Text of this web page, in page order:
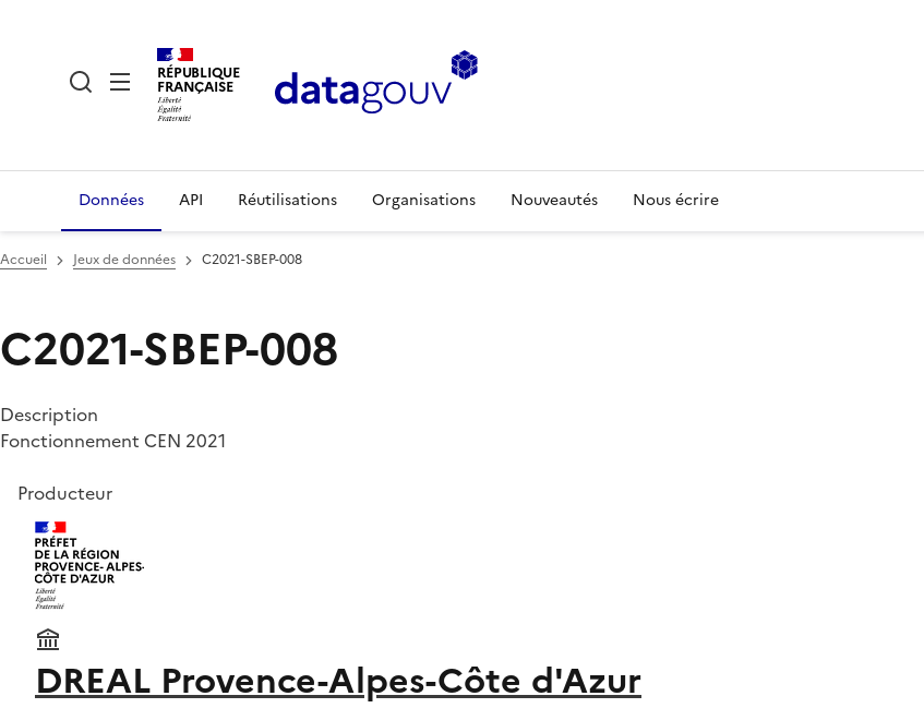
RÉPUBLIQUE
FRANÇAISE
Données API Réutilisations Organisations Nouveautés Nous écrire
Accueil Jeux de données C2021-SBEP-008
C2021-SBEP-008
Description
Fonctionnement CEN 2021
Producteur
DREAL Provence-Alpes-Côte d'Azur